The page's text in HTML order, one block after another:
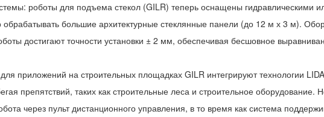
роботы для подъема стекол (GILR) теперь оснащены гидравлическими
обрабатывать большие архитектурные стеклянные панели (до 12 м х 3 м).
достигают точности установки ± 2 мм, обеспечивая бесшовное
приложений на строительных площадках GILR интегрируют технологии
препятствий, таких как строительные леса и строительное
через пульт дистанционного управления, в то время как система